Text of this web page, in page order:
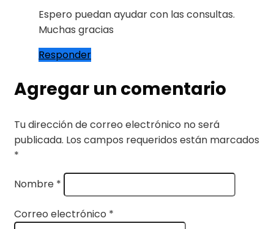
Espero puedan ayudar con las consultas.
Muchas gracias
Responder
Agregar un comentario
Tu dirección de correo electrónico no será
publicada. Los campos requeridos están marcados
*
Nombre *
Correo electrónico *